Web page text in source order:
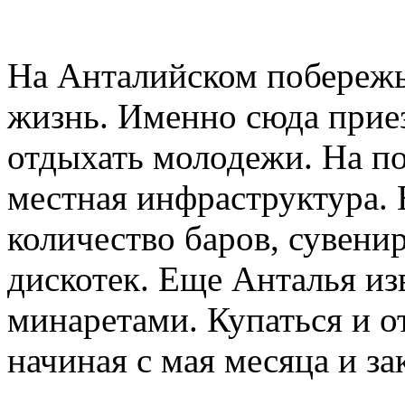
На Анталийском
жизнь. Именно сюда
отдыхать молодежи. На
местная
количество баров,
дискотек. Еще Анталья
минаретами. Купаться и
начиная с мая месяца и